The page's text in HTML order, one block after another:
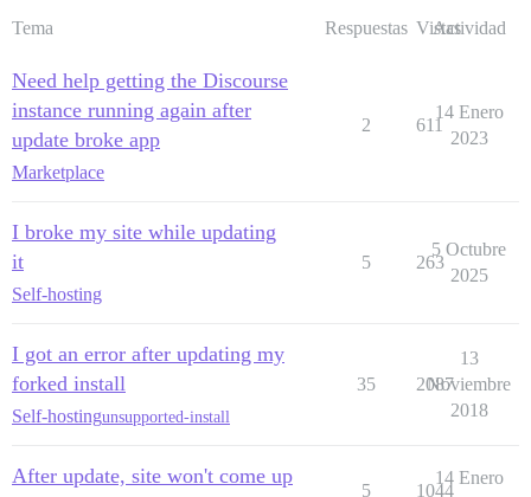
Tema Respuestas Vistas
Actividad
Need help getting the Discourse
instance running again after
update broke app
Marketplace
2 611
14 Enero
2023
I broke my site while updating
it
Self-hosting
5 263
5 Octubre
2025
I got an error after updating my
forked install
Self-hostingunsupported-install
35 2087
13
Noviembre
2018
After update, site won't come up
5 1044
14 Enero